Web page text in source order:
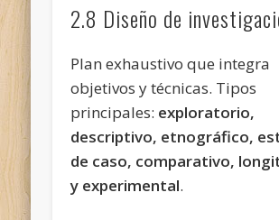
2.8 Diseño de
Plan exhaustivo que integra
objetivos y técnicas. Tipos
principales: exploratorio,
descriptivo, etnográfico,
de caso, comparativo,
y experimental.